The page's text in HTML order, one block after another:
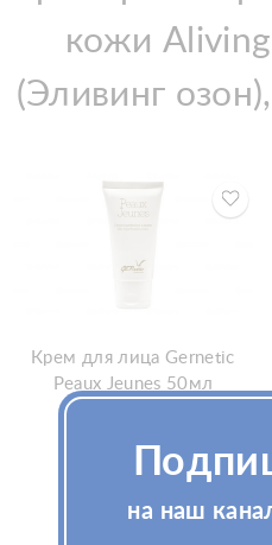
кожи
(Эливинг
Крем для лица Gernetic
Peaux Jeunes 50мл
Узнать цену
на наш